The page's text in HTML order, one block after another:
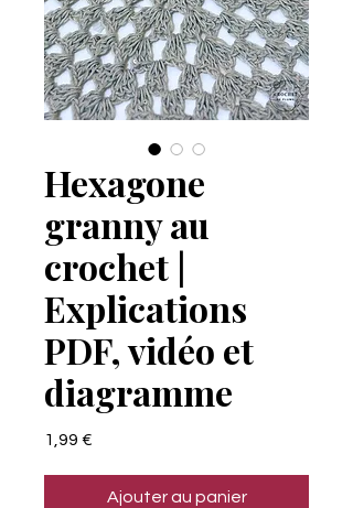
Hexagone
granny au
crochet |
Explications
PDF, vidéo et
diagramme
1,99 €
Ajouter au panier